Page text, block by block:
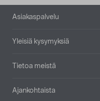
Alatunniste
Asiakaspalvelu
Yleisiä kysymyksiä
Tietoa meistä
Ajankohtaista